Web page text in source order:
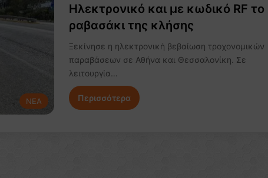
NEA
Ηλεκτρονικό και με κωδικό RF το
ραβασάκι της κλήσης
Ξεκίνησε η ηλεκτρονική βεβαίωση τροχονομικών
παραβάσεων σε Αθήνα και Θεσσαλονίκη. Σε
λειτουργία…
Περισσότερα